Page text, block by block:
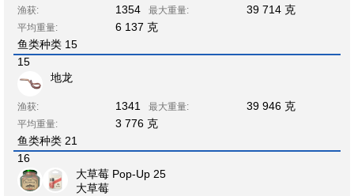
渔获: 1354 最大重量: 39 714 克
平均重量:
6 137 克
鱼类种类 15
15
地龙
渔获: 1341 最大重量: 39 946 克
平均重量:
3 776 克
鱼类种类 21
16
大草莓 Pop-Up 25
大草莓